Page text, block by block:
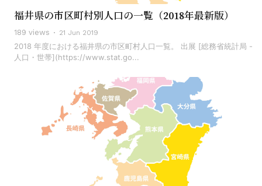
福井県の市区町村別人口の一覧（2018年最新版）
189 views 21 Jun 2019
2018 年度における福井県の市区町村人口一覧。 出展 [総務省統計局 -
人口・世帯](https://www.stat.go...